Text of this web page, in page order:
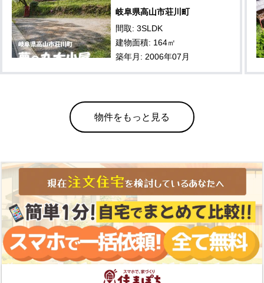
岐阜県高山市荘川町
間取: 3SLDK
建物面積: 164㎡
築年月: 2006年07月
物件をもっと見る